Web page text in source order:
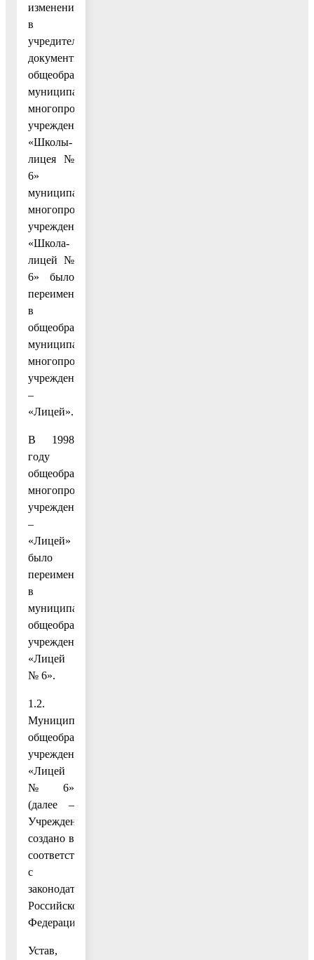
изменений
в
учредительные
документы
общеобразовательного
муниципального
многопрофильного
учреждения
«Школы-
лицея №
6»
муниципальное
многопрофильное
учреждение
«Школа-
лицей №
6» было
переименовано
в
общеобразовательное
муниципальное
многопрофильное
учреждение
–
«Лицей».
В 1998
году
общеобразовательное
многопрофильное
учреждение
–
«Лицей»
было
переименовано
в
муниципальное
общеобразовательное
учреждение
«Лицей
№ 6».
1.2.
Муниципальное
общеобразовательное
учреждение
«Лицей
№ 6»
(далее –
Учреждение)
создано в
соответствии
с
законодательством
Российской
Федерации.
Устав,